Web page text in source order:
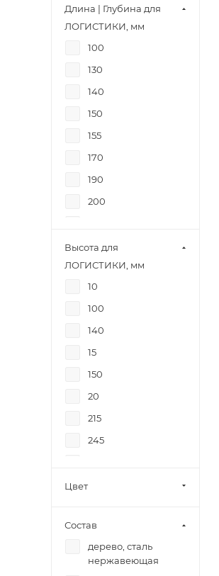
200
60
350
11
130
15
210
275
475
80
Длина | Глубина для
ЛОГИСТИКИ, мм
100
130
140
150
155
170
190
200
215
230
250
280
300
800
90
290
10
23
Высота для
ЛОГИСТИКИ, мм
10
100
140
15
150
20
215
245
8
80
Цвет
Состав
дерево, сталь
нержавеющая